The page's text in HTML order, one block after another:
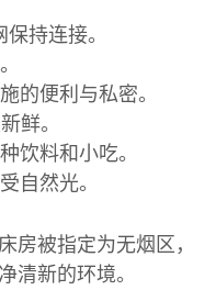
持连接。
的便利与私密。
鲜。
饮料和小吃。
自然光。
房被指定为无烟区，
清新的环境。